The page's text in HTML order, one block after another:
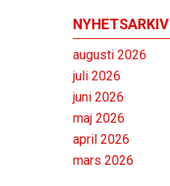
NYHETSARKIV
augusti 2026
juli 2026
juni 2026
maj 2026
april 2026
mars 2026